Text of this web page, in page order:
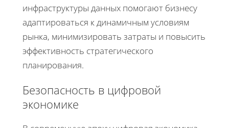
инфраструктуры данных помогают бизнесу
адаптироваться к динамичным условиям
рынка, минимизировать затраты и повысить
эффективность стратегического
планирования.
Безопасность в цифровой
экономике